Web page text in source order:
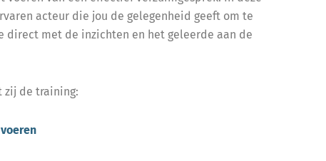
acteur die jou de gelegenheid geeft om te
direct met de inzichten en het geleerde aan de
zij de training: